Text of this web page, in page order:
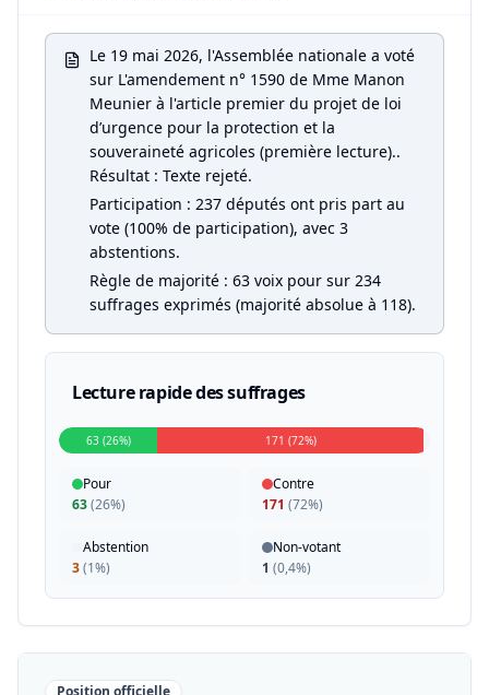
Le 19 mai 2026, l'Assemblée nationale a voté
sur L'amendement n° 1590 de Mme Manon
Meunier à l'article premier du projet de loi
d’urgence pour la protection et la
souveraineté agricoles (première lecture)..
Résultat : Texte rejeté.
Participation : 237 députés ont pris part au
vote (100% de participation), avec 3
abstentions.
Règle de majorité : 63 voix pour sur 234
suffrages exprimés (majorité absolue à 118).
Lecture rapide des suffrages
63 (26%) 171 (72%)
Pour
63(26%)
Contre
171 (72%)
Abstention
3(1%)
Non-votant
1 (0,4%)
Position officielle